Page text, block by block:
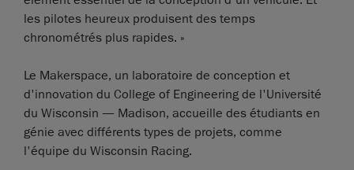
les pilotes heureux produisent des temps
chronométrés plus rapides. »
Le Makerspace, un laboratoire de conception et
d'innovation du College of Engineering de l'Université
du Wisconsin — Madison, accueille des étudiants en
génie avec différents types de projets, comme
l'équipe du Wisconsin Racing.